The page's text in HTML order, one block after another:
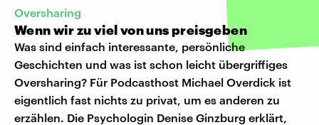
Oversharing
Wenn wir zu viel von uns preisgeben
Was sind einfach interessante, persönliche
Geschichten und was ist schon leicht übergriffiges
Oversharing? Für Podcasthost Michael Overdick ist
eigentlich fast nichts zu privat, um es anderen zu
erzählen. Die Psychologin Denise Ginzburg erklärt,